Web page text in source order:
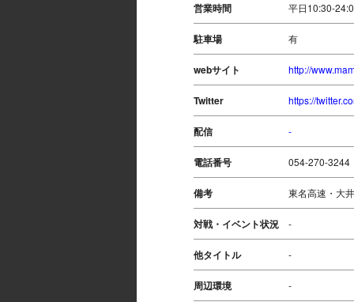
営業時間 平日10:30-
駐車場 有
webサイト http://
Twitter https://
配信 -
電話番号 054-270-3244
備考 東名高速・大
対戦・イベント状況 -
他タイトル -
周辺環境 -